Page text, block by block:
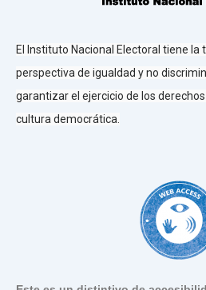
El Instituto Nacional Electoral tiene
perspectiva de igualdad y no
garantizar el ejercicio de los
cultura democrática.